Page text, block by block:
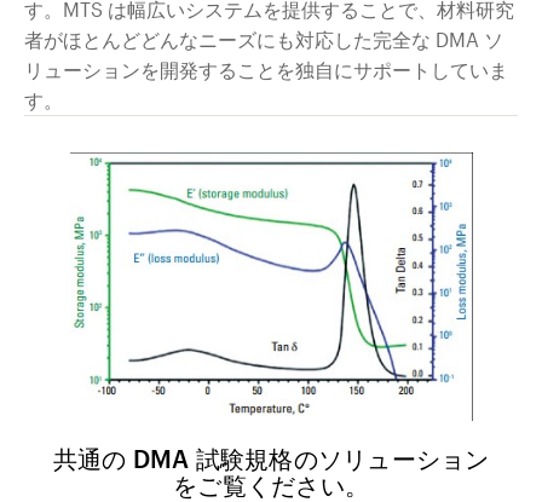
す。MTS は幅広いシステムを提供することで、材料研究
者がほとんどどんなニーズにも対応した完全な DMA ソ
リューションを開発することを独自にサポートしていま
す。
共通の DMA 試験規格のソリューション
をご覧ください。